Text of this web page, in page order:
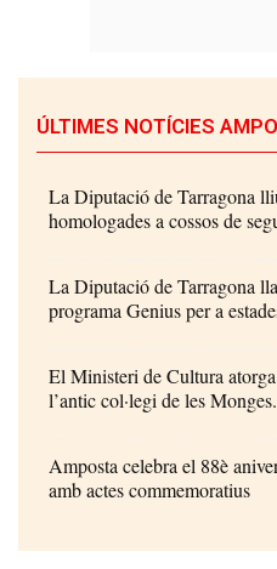
ÚLTIMES NOTÍCIES
La Diputació de Tarragona
homologades a cossos de
La Diputació de Tarragona
programa Genius per a
El Ministeri de Cultura
l’antic col·legi de les
Amposta celebra el 88è
amb actes commemoratius